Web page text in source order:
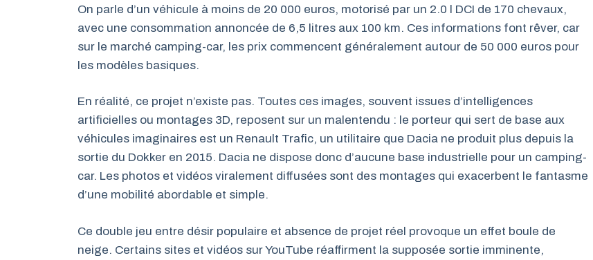
On parle d’un véhicule à moins de 20 000 euros, motorisé par un 2.0 l DCI de 170 chevaux,
avec une consommation annoncée de 6,5 litres aux 100 km. Ces informations font rêver, car
sur le marché camping-car, les prix commencent généralement autour de 50 000 euros pour
les modèles basiques.
En réalité, ce projet n’existe pas. Toutes ces images, souvent issues d’intelligences
artificielles ou montages 3D, reposent sur un malentendu : le porteur qui sert de base aux
véhicules imaginaires est un Renault Trafic, un utilitaire que Dacia ne produit plus depuis la
sortie du Dokker en 2015. Dacia ne dispose donc d’aucune base industrielle pour un camping-
car. Les photos et vidéos viralement diffusées sont des montages qui exacerbent le fantasme
d’une mobilité abordable et simple.
Ce double jeu entre désir populaire et absence de projet réel provoque un effet boule de
neige. Certains sites et vidéos sur YouTube réaffirment la supposée sortie imminente,